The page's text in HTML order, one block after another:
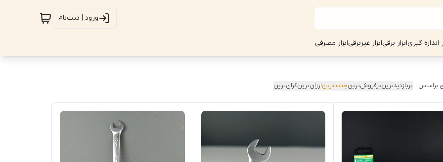
ورود | ثبت‌نام
اندازه گیریابزار برقیابزار غیربرقیابزار مصرفی
براساس: پربازدیدترینپرفروش‌ترینجدیدترینارزان‌ترینگران‌ترین